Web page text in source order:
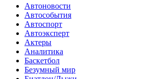
Автоновости
Автособытия
Автоспорт
Автоэксперт
Актеры
Аналитика
Баскетбол
Безумный мир